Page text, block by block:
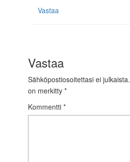
Vastaa
Vastaa
Sähköpostiosoitettasi ei julkaista.
on merkitty *
Kommentti *